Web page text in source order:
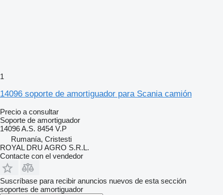
1
14096 soporte de amortiguador para Scania camión
Precio a consultar
Soporte de amortiguador
14096 A.S. 8454 V.P
Rumanía, Cristesti
ROYAL DRU AGRO S.R.L.
Contacte con el vendedor
Suscríbase para recibir anuncios nuevos de esta sección
soportes de amortiguador